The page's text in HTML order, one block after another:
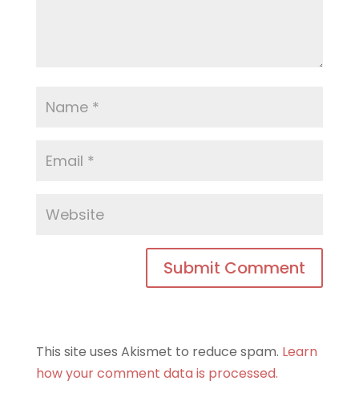
This site uses Akismet to reduce spam. Learn
how your comment data is processed.